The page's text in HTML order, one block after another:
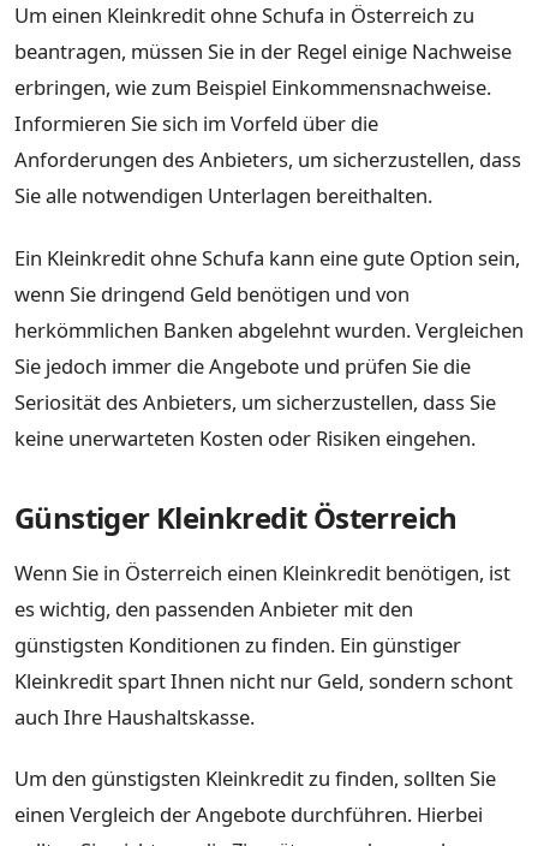
Um einen Kleinkredit ohne Schufa in Österreich zu
beantragen, müssen Sie in der Regel einige Nachweise
erbringen, wie zum Beispiel Einkommensnachweise.
Informieren Sie sich im Vorfeld über die
Anforderungen des Anbieters, um sicherzustellen, dass
Sie alle notwendigen Unterlagen bereithalten.
Ein Kleinkredit ohne Schufa kann eine gute Option sein,
wenn Sie dringend Geld benötigen und von
herkömmlichen Banken abgelehnt wurden. Vergleichen
Sie jedoch immer die Angebote und prüfen Sie die
Seriosität des Anbieters, um sicherzustellen, dass Sie
keine unerwarteten Kosten oder Risiken eingehen.
Günstiger Kleinkredit Österreich
Wenn Sie in Österreich einen Kleinkredit benötigen, ist
es wichtig, den passenden Anbieter mit den
günstigsten Konditionen zu finden. Ein günstiger
Kleinkredit spart Ihnen nicht nur Geld, sondern schont
auch Ihre Haushaltskasse.
Um den günstigsten Kleinkredit zu finden, sollten Sie
einen Vergleich der Angebote durchführen. Hierbei